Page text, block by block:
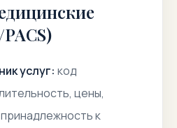
услуг: код
цены,
к